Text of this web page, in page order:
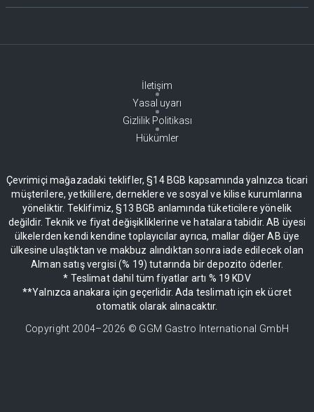
İletişim
Yasal uyarı
Gizlilik Politikası
Hükümler
Çevrimiçi mağazadaki teklifler, §14 BGB kapsamında yalnızca ticari
müşterilere, yetkililere, derneklere ve sosyal ve kilise kurumlarına
yöneliktir. Teklifimiz, §13 BGB anlamında tüketicilere yönelik
değildir. Teknik ve fiyat değişikliklerine ve hatalara tabidir. AB üyesi
ülkelerden kendi kendine toplayıcılar ayrıca, mallar diğer AB üye
ülkesine ulaştıktan ve makbuz alındıktan sonra iade edilecek olan
Alman satış vergisi (% 19) tutarında bir depozito öderler.
* Teslimat dahil tüm fiyatlar artı % 19 KDV
**Yalnızca anakara için geçerlidir. Ada teslimatı için ek ücret
otomatik olarak alınacaktır.
Copyright 2004–2026 © GGM Gastro International GmbH